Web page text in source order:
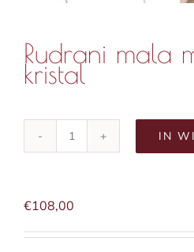
Rudrani mala
kristal
Rudrani
parel
kristal
IN
€108,00